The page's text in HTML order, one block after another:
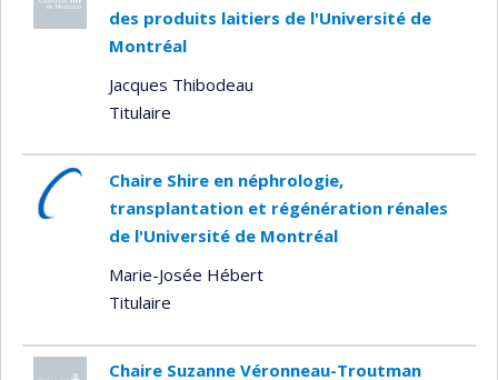
des produits laitiers de l'Université de
Montréal
Jacques Thibodeau
Titulaire
Chaire Shire en néphrologie,
transplantation et régénération rénales
de l'Université de Montréal
Marie-Josée Hébert
Titulaire
Chaire Suzanne Véronneau-Troutman